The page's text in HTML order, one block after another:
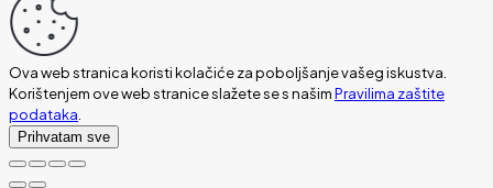
Ova web stranica koristi kolačiće za poboljšanje vašeg iskustva.
Korištenjem ove web stranice slažete se s našimPravilima zaštite
podataka.
Prihvatam sve